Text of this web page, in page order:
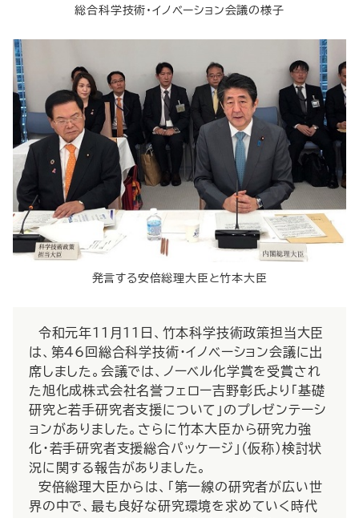
総合科学技術・イノベーション会議の様子
発言する安倍総理大臣と竹本大臣
令和元年11月11日、竹本科学技術政策担当大臣
は、第46回総合科学技術・イノベーション会議に出
席しました。会議では、ノーベル化学賞を受賞され
た旭化成株式会社名誉フェロー吉野彰氏より「基礎
研究と若手研究者支援について」のプレゼンテーシ
ョンがありました。さらに竹本大臣から研究力強
化・若手研究者支援総合パッケージ」（仮称）検討状
況に関する報告がありました。
安倍総理大臣からは、「第一線の研究者が広い世
界の中で、最も良好な研究環境を求めていく時代